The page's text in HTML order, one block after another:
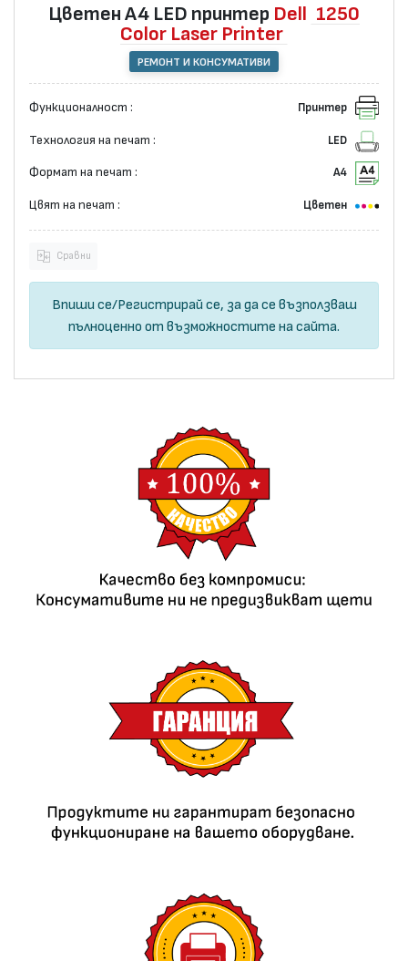
Цветен А4 LED принтер Dell
1250
Color Laser Printer
РЕМОНТ И КОНСУМАТИВИ
Функционалност : Принтер
Технология на печат : LED
Формат на печат : А4
Цвят на печат : Цветен
Сравни
Впиши се/Регистрирай се, за да се възползваш
пълноценно от възможностите на сайта.